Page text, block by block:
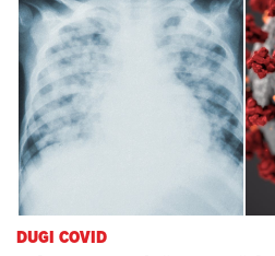
DUGI COVID